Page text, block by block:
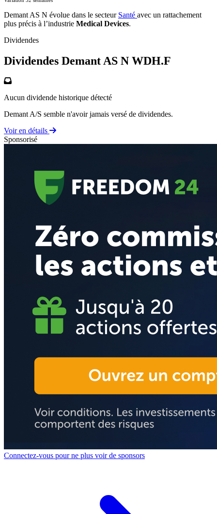
Demant AS N évolue dans le secteur Santé avec un rattachement
plus précis à l’industrie Medical Devices.
Dividendes
Dividendes Demant AS N WDH.F
Aucun dividende historique détecté
Demant A/S semble n'avoir jamais versé de dividendes.
Voir en détails
Sponsorisé
Connectez-vous pour ne plus voir de sponsors